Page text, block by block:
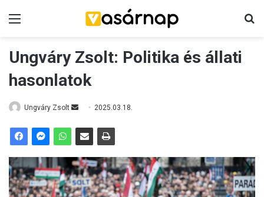
Ungváry Zsolt: Politika és állati
hasonlatok
Ungváry Zsolt
n
a
n
e
2025.03.18.